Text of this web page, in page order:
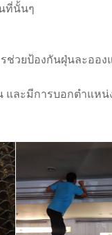
ที่นั้นๆ
ช่วยป้องกันฝุ่นละอ
และมีการบอกตำแ